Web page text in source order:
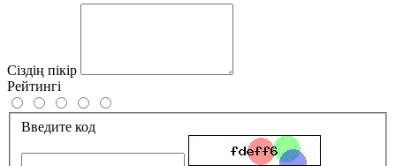
Сіздің пікір
Рейтингі
Введите код